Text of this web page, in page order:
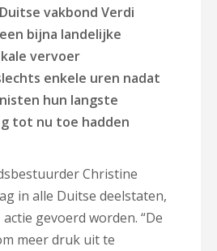
vakbond Verdi
bijna landelijke
vervoer
enkele uren nadat
hun langste
tot nu toe hadden
Christine
in alle Duitse deelstaten,
gevoerd worden. “De
meer druk uit te